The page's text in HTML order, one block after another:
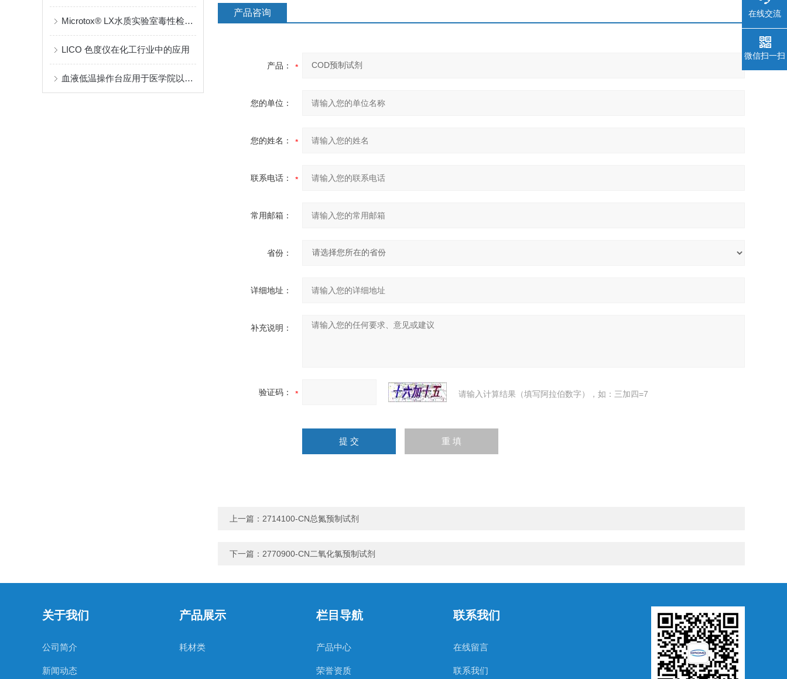
Microtox® LX水质实验室毒性检测利器
LICO 色度仪在化工行业中的应用
血液低温操作台应用于医学院以及其他研究机构
产品咨询
产品：
您的单位：
您的姓名：
联系电话：
常用邮箱：
省份：
详细地址：
补充说明：
验证码： 请输入计算结果（填写阿拉伯数字），如：三加四=7
上一篇： 2714100-CN总氮预制试剂
下一篇： 2770900-CN二氧化氯预制试剂
关于我们
公司简介
新闻动态
产品展示
耗材类
栏目导航
产品中心
荣誉资质
联系我们
在线留言
联系我们
在线交流
微信扫一扫